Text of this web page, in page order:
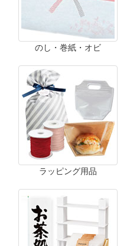
のし・巻紙・オビ
ラッピング用品